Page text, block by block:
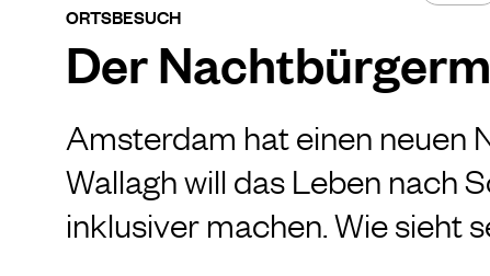
ORTSBESUCH
Der
Amsterdam hat einen neuen
Wallagh will das Leben nach
inklusiver machen. Wie sieht